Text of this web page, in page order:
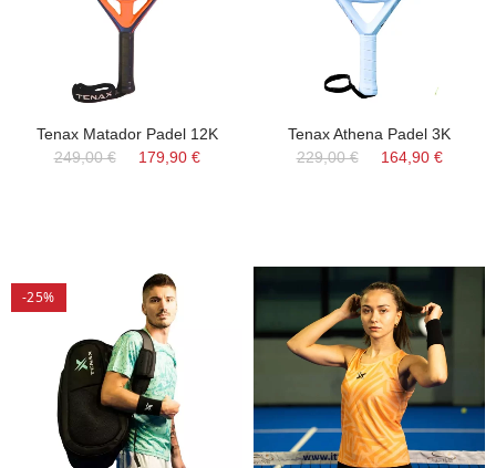
Tenax Matador Padel 12K
249,00 €
179,90 €
Tenax Athena Padel 3K
229,00 €
164,90 €
-25%